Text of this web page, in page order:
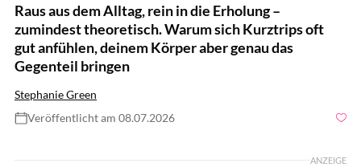
Raus aus dem Alltag, rein in die Erholung –
zumindest theoretisch. Warum sich Kurztrips oft
gut anfühlen, deinem Körper aber genau das
Gegenteil bringen
Stephanie Green
Veröffentlicht am 08.07.2026
ANZEIGE